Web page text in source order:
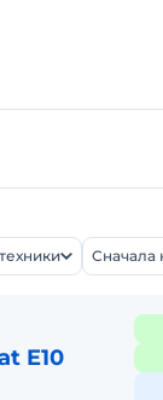
Сначала
E10